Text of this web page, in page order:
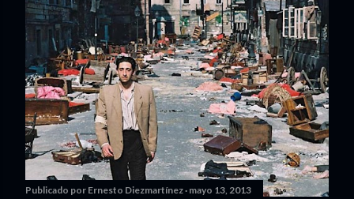
Publicado por Ernesto Diezmartínez mayo 13, 2013